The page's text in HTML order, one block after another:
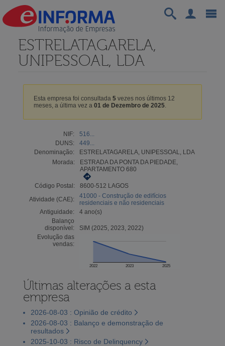
ESTRELATAGARELA,
UNIPESSOAL, LDA
Esta empresa foi consultada 5vezes nos últimos 12
meses, a última vez a 01 de Dezembro de 2025.
NIF:
516...
DUNS:
449...
Denominação:
ESTRELATAGARELA, UNIPESSOAL, LDA
Morada:
ESTRADA DA PONTA DA PIEDADE,
APARTAMENTO 680
Código Postal:
8600-512 LAGOS
Atividade (CAE):
41000 - Construção de edifícios
residenciais e não residenciais
Antiguidade:
4 ano(s)
Balanço
disponível:
SIM (2025, 2023, 2022)
Evolução das
vendas:
2022 2023 2025
Últimas alterações a esta
empresa
2026-08-03 : Opinião de crédito
2026-08-03 : Balanço e demonstração de
resultados
2025-10-03 : Risco de Delinquency